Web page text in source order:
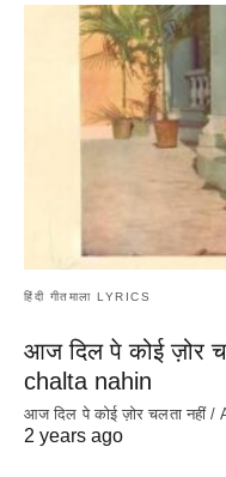
हिंदी गीतमाला LYRICS
आज दिल पे कोई ज़ोर
chalta nahin
आज दिल पे कोई ज़ोर चलता नहीं
2 years ago